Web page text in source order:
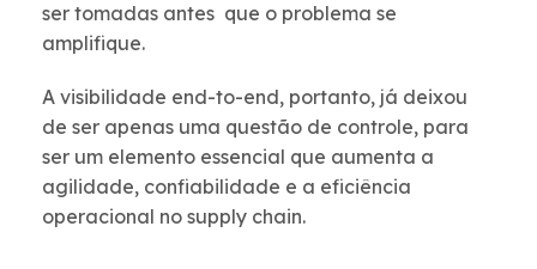
ser tomadas antes que o problema se
amplifique.
A visibilidade end-to-end, portanto, já deixou
de ser apenas uma questão de controle, para
ser um elemento essencial que aumenta a
agilidade, confiabilidade e a eficiência
operacional no supply chain.